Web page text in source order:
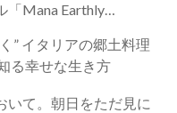
「Mana Earthly
” イタリアの郷土料理
る幸せな生き方
いて。朝日をただ見に